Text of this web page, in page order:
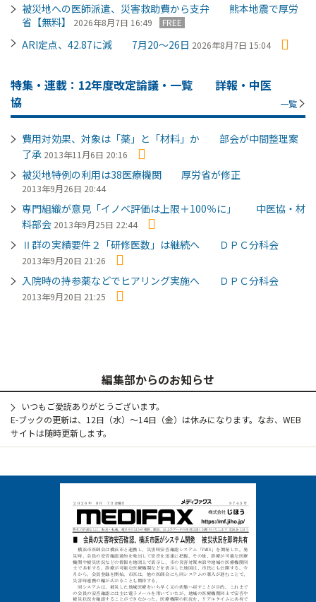
被災地への医師派遣、災害救助費から支弁 熊本地震で厚労
省【無料】
2026年8月7日 16:49 FREE
ARI定点、42.87に減 7月20～26日 2026年8月7日 15:04
特集・連載：12年度改定論議・一覧 詳報・中医
協
一覧
費用対効果、対象は「薬」と「材料」か 部会が中間整理案
了承 2013年11月6日 20:16
被災地特例の利用は38医療機関 厚労省が修正
2013年9月26日 20:44
専門組織が意見「イノベ評価は上限＋100％に」 中医協・材
料部会 2013年9月25日 22:44
Ⅱ群の実績要件２「研修医数」は継続へ ＤＰＣ分科会
2013年9月20日 21:26
入院時の持参薬などでヒアリング実施へ ＤＰＣ分科会
2013年9月20日 21:25
編集部からのお知らせ
いつもご愛読ありがとうございます。
E-ブックの更新は、12日（水）～14日（金）は休みになります。なお、WEB
サイトは随時更新します。